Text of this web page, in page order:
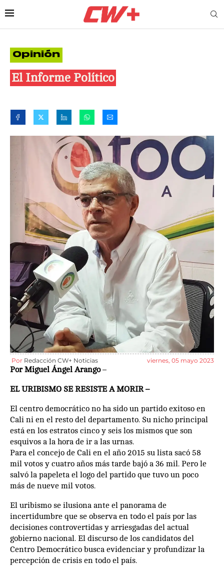
Opinión
El Informe Político
Por Redacción CW+ Noticias viernes, 05 mayo 2023
Por Miguel Ángel Arango–
EL URIBISMO SE RESISTE A MORIR –
El centro democrático no ha sido un partido exitoso en
Cali ni en el resto del departamento. Su nicho principal
está en los estratos cinco y seis los mismos que son
esquivos a la hora de ir a las urnas.
Para el concejo de Cali en el año 2015 su lista sacó 58
mil votos y cuatro años más tarde bajó a 36 mil. Pero le
salvó la papeleta el logo del partido que tuvo un poco
más de nueve mil votos.
El uribismo se ilusiona ante el panorama de
incertidumbre que se observa en todo el país por las
decisiones controvertidas y arriesgadas del actual
gobierno nacional. El discurso de los candidatos del
Centro Democrático busca evidenciar y profundizar la
percepción de crisis en todo el país.